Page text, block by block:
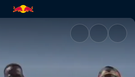
| Red Bull